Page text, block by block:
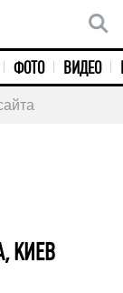
ФОТО ВИДЕО
КИЕВ